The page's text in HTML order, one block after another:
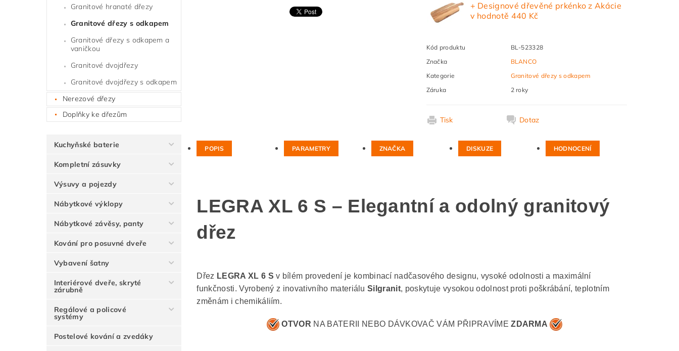
Granitové hranaté dřezy
Granitové dřezy s odkapem
Granitové dřezy s odkapem a
vaničkou
Granitové dvojdřezy
Granitové dvojdřezy s odkapem
Nerezové dřezy
Doplňky ke dřezům
Kuchyňské baterie
Kompletní zásuvky
Výsuvy a pojezdy
Nábytkové výklopy
Nábytkové závěsy, panty
Kování pro posuvné dveře
Vybavení šatny
Interiérové dveře, skryté
zárubně
Regálové a policové
systémy
Postelové kování a zvedáky
+ Designové dřevěné prkénko z Akácie
v hodnotě 440 Kč
Kód produktu
BL-523328
Značka
BLANCO
Kategorie
Granitové dřezy s odkapem
Záruka
2 roky
Tisk Dotaz
POPIS PARAMETRY ZNAČKA DISKUZE HODNOCENÍ
LEGRA XL 6 S – Elegantní a odolný granitový
dřez
Dřez LEGRA XL 6 Sv bílém provedení je kombinací nadčasového designu, vysoké odolnosti a maximální
funkčnosti. Vyrobený z inovativního materiáluSilgranit, poskytuje vysokou odolnost proti poškrábání, teplotním
změnám i chemikáliím.
OTVOR NA BATERII NEBO DÁVKOVAČ VÁM PŘIPRAVÍMEZDARMA